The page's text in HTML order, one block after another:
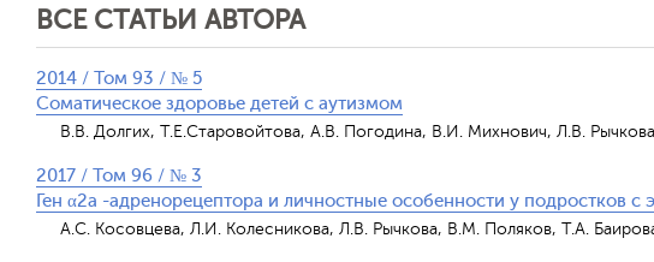
ВСЕ СТАТЬИ АВТОРА
2014 / Том 93 / № 5
Соматическое здоровье детей с аутизмом
В.В. Долгих, Т.Е.Старовойтова, А.В. Погодина, В.И. Михнович, Л.В. Рычкова
2017 / Том 96 / № 3
Ген α2а -адренорецептора и личностные особенности у подростков с
А.С. Косовцева, Л.И. Колесникова, Л.В. Рычкова, В.М. Поляков, Т.А.